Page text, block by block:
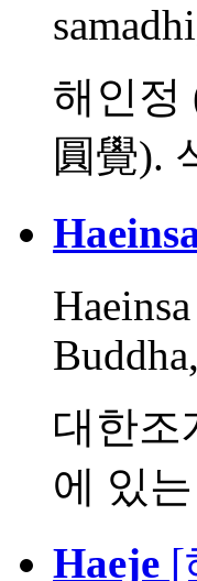
해인정
圓覺).
대한조
에 있
Haeje [